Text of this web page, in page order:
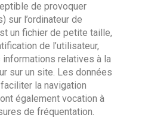
de provoquer
sur l’ordinateur de
un fichier de petite taille,
de l’utilisateur,
relatives à la
sur un site. Les données
la navigation
également vocation à
de fréquentation.